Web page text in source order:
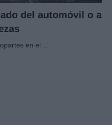
del automóvil o a
en el…